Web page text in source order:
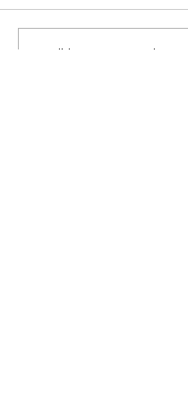
RØZ PRESENTA SU
Escribir un comentario...